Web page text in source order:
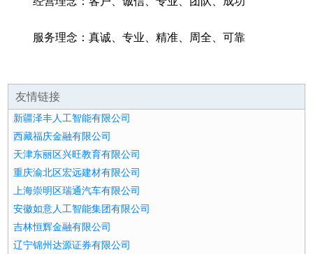
服务理念：真诚、专业、精准、周全、可靠
友情链接
新疆泽丰人工智能有限公司
西藏福庆金融有限公司
天津东丽区兴旺教育有限公司
重庆渝北区宏远建材有限公司
上海崇明区瑞通汽车有限公司
安徽如意人工智能集团有限公司
吉林恒辉金融有限公司
辽宁锦州达源证券有限公司